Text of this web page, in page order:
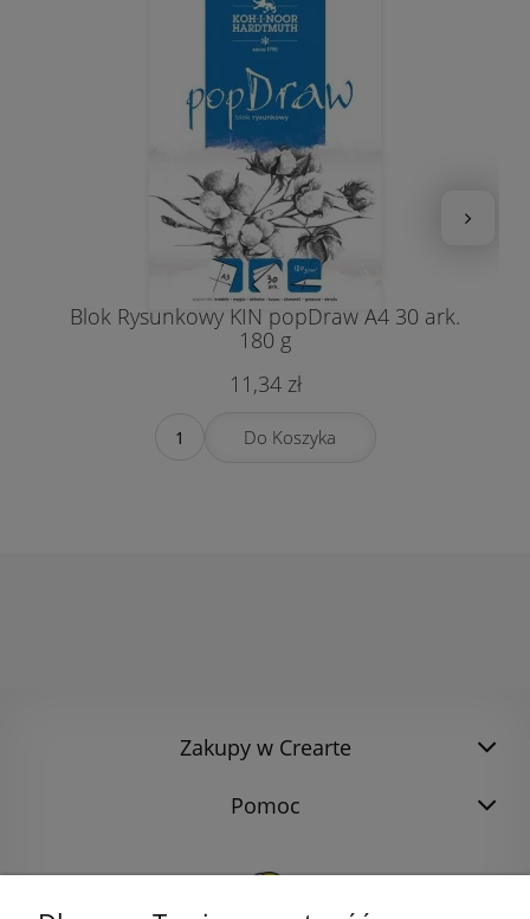
Blok Rysunkowy KIN popDraw A4 30 ark.
180 g
11,34 zł
Do Koszyka
Zakupy w Crearte
Pomoc